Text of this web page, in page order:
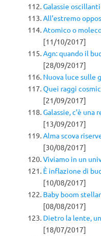
Galassie
All’estremo
Atomico o
[11/10/2017]
Agn: quando il
[28/09/2017]
Nuova luce sulle
Quei raggi
[21/09/2017]
Galassie, c’è
[13/09/2017]
Alma scova
[30/08/2017]
Viviamo in un
È inflazione di
[10/08/2017]
Baby boom
[08/08/2017]
Dietro la lente,
[18/07/2017]